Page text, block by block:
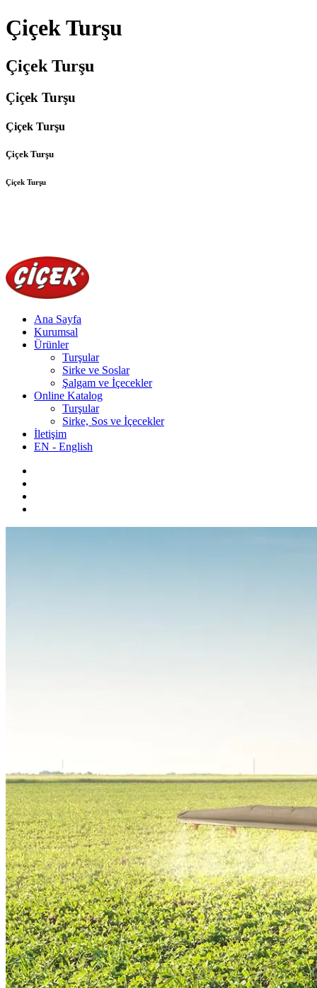
Çiçek Turşu
Çiçek Turşu
Çiçek Turşu
Çiçek Turşu
Çiçek Turşu
Çiçek Turşu
Ana Sayfa
Kurumsal
Ürünler
Turşular
Sirke ve Soslar
Şalgam ve İçecekler
Online Katalog
Turşular
Sirke, Sos ve İçecekler
İletişim
EN - English